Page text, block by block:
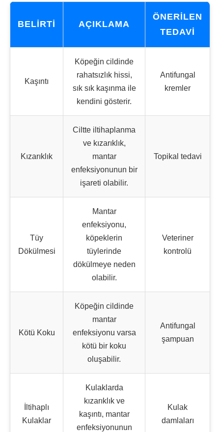
BELIRTI AÇIKLAMA
ÖNERILEN
TEDAVI
Kaşıntı
Köpeğin cildinde
rahatsızlık hissi,
sık sık kaşınma ile
kendini gösterir.
Antifungal
kremler
Kızarıklık
Ciltte iltihaplanma
ve kızarıklık,
mantar
enfeksiyonunun bir
işareti olabilir.
Topikal tedavi
Tüy
Dökülmesi
Mantar
enfeksiyonu,
köpeklerin
tüylerinde
dökülmeye neden
olabilir.
Veteriner
kontrolü
Kötü Koku
Köpeğin cildinde
mantar
enfeksiyonu varsa
kötü bir koku
oluşabilir.
Antifungal
şampuan
İltihaplı
Kulaklar
Kulaklarda
kızarıklık ve
kaşıntı, mantar
enfeksiyonunun
Kulak
damlaları